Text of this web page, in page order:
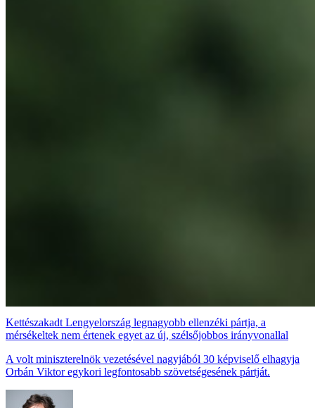
Kettészakadt Lengyelország legnagyobb ellenzéki pártja, a
mérsékeltek nem értenek egyet az új, szélsőjobbos irányvonallal
A volt miniszterelnök vezetésével nagyjából 30 képviselő elhagyja
Orbán Viktor egykori legfontosabb szövetségesének pártját.